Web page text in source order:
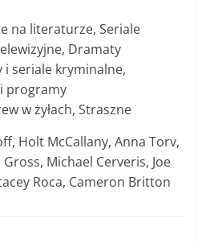
na literaturze, Seriale
Dramaty
seriale kryminalne,
programy
w żyłach, Straszne
Holt McCallany, Anna Torv,
Michael Cerveris, Joe
Roca, Cameron Britton